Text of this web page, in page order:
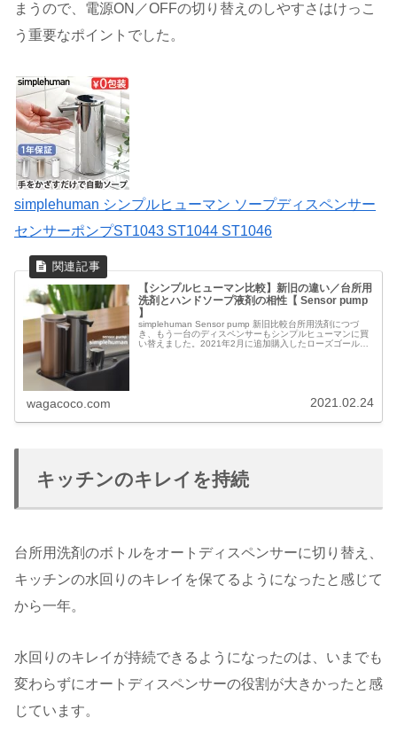
まうので、電源ON／OFFの切り替えのしやすさはけっこ
う重要なポイントでした。
simplehuman シンプルヒューマン ソープディスペンサー
センサーポンプST1043 ST1044 ST1046
【シンプルヒューマン比較】新旧の違い／台所用
洗剤とハンドソープ液剤の相性【 Sensor pump
】
simplehuman Sensor pump 新旧比較台所用洗剤につづ
き、もう一台のディスペンサーもシンプルヒューマンに買
い替えました。2021年2月に追加購入したローズゴールド
wagacoco.com 2021.02.24
キッチンのキレイを持続
台所用洗剤のボトルをオートディスペンサーに切り替え、
キッチンの水回りのキレイを保てるようになったと感じて
から一年。
水回りのキレイが持続できるようになったのは、いまでも
変わらずにオートディスペンサーの役割が大きかったと感
じています。